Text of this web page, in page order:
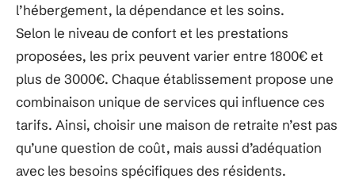
l’hébergement, la dépendance et les soins.
Selon le niveau de confort et les prestations
proposées, les prix peuvent varier entre 1800€ et
plus de 3000€. Chaque établissement propose une
combinaison unique de services qui influence ces
tarifs. Ainsi, choisir une maison de retraite n’est pas
qu’une question de coût, mais aussi d’adéquation
avec les besoins spécifiques des résidents.